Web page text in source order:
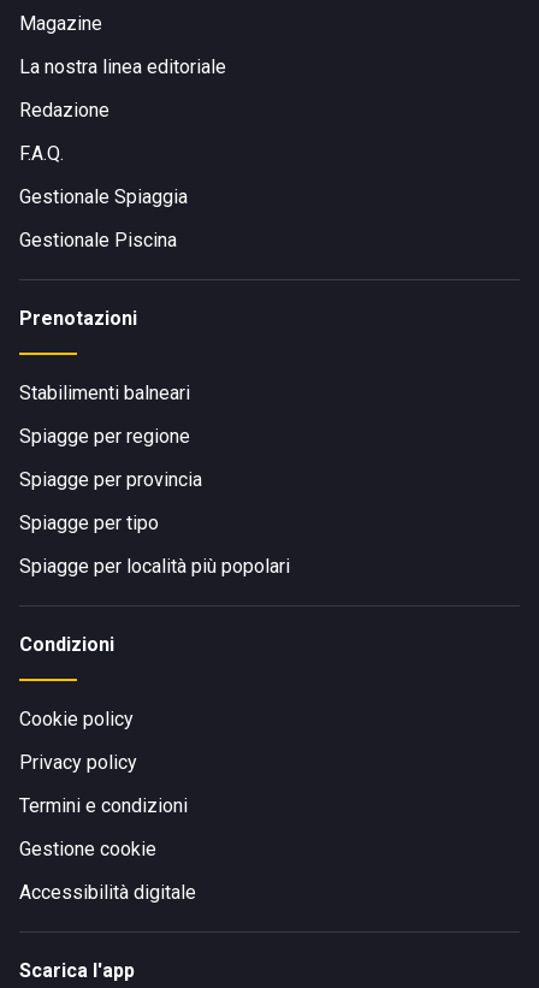
Magazine
La nostra linea editoriale
Redazione
F.A.Q.
Gestionale Spiaggia
Gestionale Piscina
Prenotazioni
Stabilimenti balneari
Spiagge per regione
Spiagge per provincia
Spiagge per tipo
Spiagge per località più popolari
Condizioni
Cookie policy
Privacy policy
Termini e condizioni
Gestione cookie
Accessibilità digitale
Scarica l'app